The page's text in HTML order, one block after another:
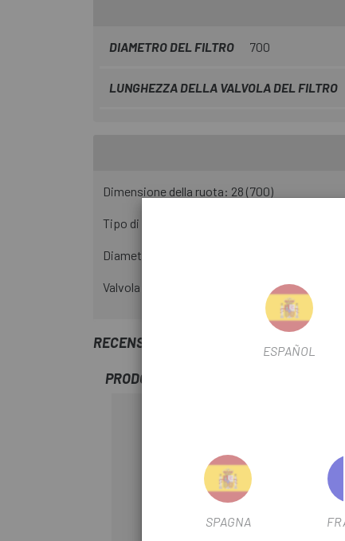
DIAMETRO DEL FILTRO 700
LUNGHEZZA DELLA VALVOLA DEL FILTRO
Dimensione della ruota: 28 (700)
Tipo di valvola: Valvola Presta
Diametro della valvola da 42 mm: 5,9 mm
Valvola con pressione massima di 15 bar
RECENSIONI TRUSTED SHOPS
PRODOTTI SIMILI
ESPAÑOL
SPAGNA